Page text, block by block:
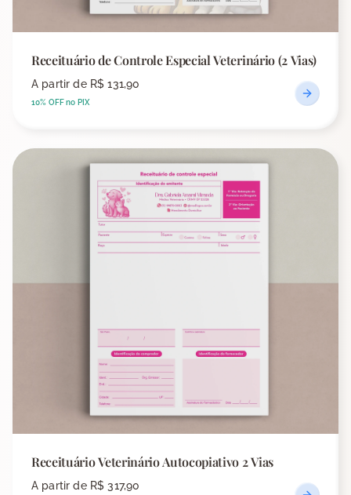
Receituário de Controle Especial Veterinário (2 Vias)
A partir de R$ 131,90
10% OFF no PIX
Receituário Veterinário Autocopiativo 2 Vias
A partir de R$ 317,90